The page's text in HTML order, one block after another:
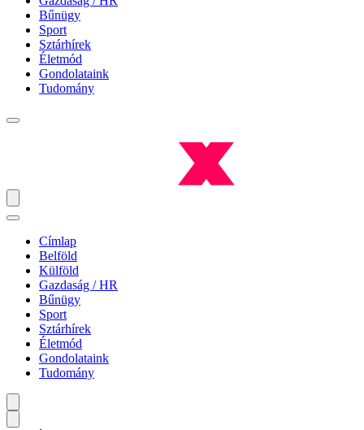
Bűnügy
Sport
Sztárhírek
Életmód
Gondolataink
Tudomány
Címlap
Belföld
Külföld
Gazdaság / HR
Bűnügy
Sport
Sztárhírek
Életmód
Gondolataink
Tudomány